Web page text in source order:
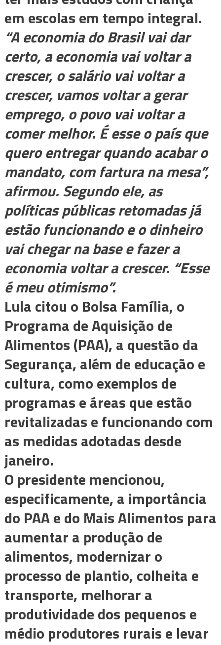
em escolas em tempo integral.
“A economia do Brasil vai dar
certo, a economia vai voltar a
crescer, o salário vai voltar a
crescer, vamos voltar a gerar
emprego, o povo vai voltar a
comer melhor. É esse o país que
quero entregar quando acabar o
mandato, com fartura na mesa”,
afirmou. Segundo ele, as
políticas públicas retomadas já
estão funcionando e o dinheiro
vai chegar na base e fazer a
economia voltar a crescer. “Esse
é meu otimismo”.
Lula citou o Bolsa Família, o
Programa de Aquisição de
Alimentos (PAA), a questão da
Segurança, além de educação e
cultura, como exemplos de
programas e áreas que estão
revitalizadas e funcionando com
as medidas adotadas desde
janeiro.
O presidente mencionou,
especificamente, a importância
do PAA e do Mais Alimentos para
aumentar a produção de
alimentos, modernizar o
processo de plantio, colheita e
transporte, melhorar a
produtividade dos pequenos e
médio produtores rurais e levar